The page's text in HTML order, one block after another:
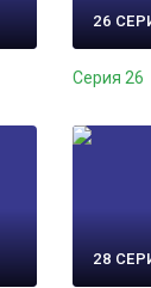
26
Серия 26
28